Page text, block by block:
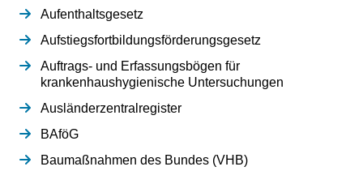
Aufenthaltsgesetz
Aufstiegsfortbildungsförderungsgesetz
Auftrags- und Erfassungsbögen für
krankenhaushygienische Untersuchungen
Ausländerzentralregister
BAföG
Baumaßnahmen des Bundes (VHB)